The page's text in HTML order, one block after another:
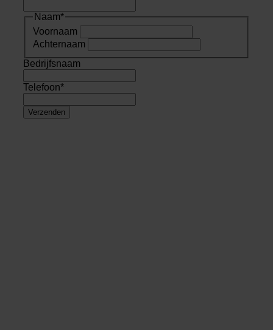
Naam*
Voornaam
Achternaam
Bedrijfsnaam
Telefoon*